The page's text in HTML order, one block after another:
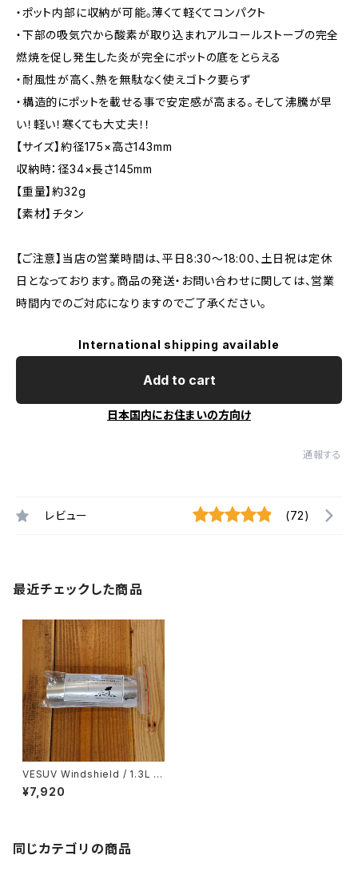
・ポット内部に収納が可能。薄くて軽くてコンパクト
・下部の吸気穴から酸素が取り込まれアルコールストーブの完全
燃焼を促し発生した炎が完全にポットの底をとらえる
・耐風性が高く、熱を無駄なく使えゴトク要らず
・構造的にポットを載せる事で安定感が高まる。そして沸騰が早
い！軽い！寒くても大丈夫！！
【サイズ】約径175×高さ143mm
収納時：径34×長さ145mm
【重量】約32g
【素材】チタン
【ご注意】当店の営業時間は、平日8:30～18:00、土日祝は定休
日となっております。商品の発送・お問い合わせに関しては、営業
時間内でのご対応になりますのでご了承ください。
International shipping available
Add to cart
日本国内にお住まいの方向け
通報する
レビュー (72)
最近チェックした商品
VESUV Windshield / 1.3L p
ot
¥7,920
同じカテゴリの商品